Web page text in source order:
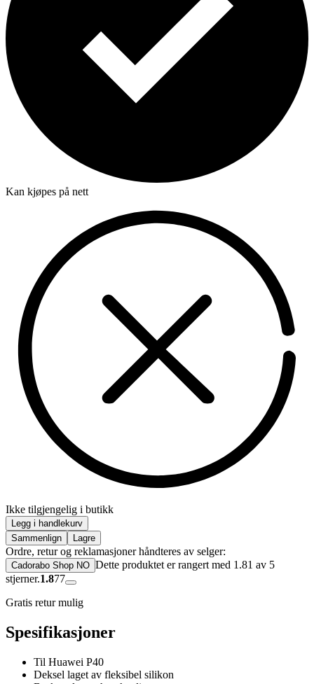
Kan kjøpes på nett
Ikke tilgjengelig i butikk
Legg i handlekurv
Sammenlign
Lagre
Ordre, retur og reklamasjoner håndteres av selger:
Cadorabo Shop NO Dette produktet er rangert med 1.81 av 5
stjerner.1.877
Gratis retur mulig
Spesifikasjoner
Til Huawei P40
Deksel laget av fleksibel silikon